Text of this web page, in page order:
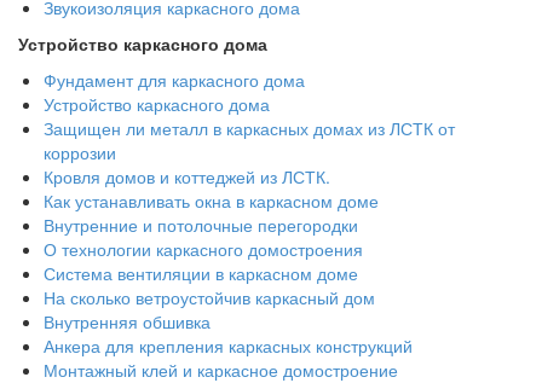
Звукоизоляция каркасного дома
Устройство каркасного дома
Фундамент для каркасного дома
Устройство каркасного дома
Защищен ли металл в каркасных домах из ЛСТК от
коррозии
Кровля домов и коттеджей из ЛСТК.
Как устанавливать окна в каркасном доме
Внутренние и потолочные перегородки
О технологии каркасного домостроения
Система вентиляции в каркасном доме
На сколько ветроустойчив каркасный дом
Внутренняя обшивка
Анкера для крепления каркасных конструкций
Монтажный клей и каркасное домостроение